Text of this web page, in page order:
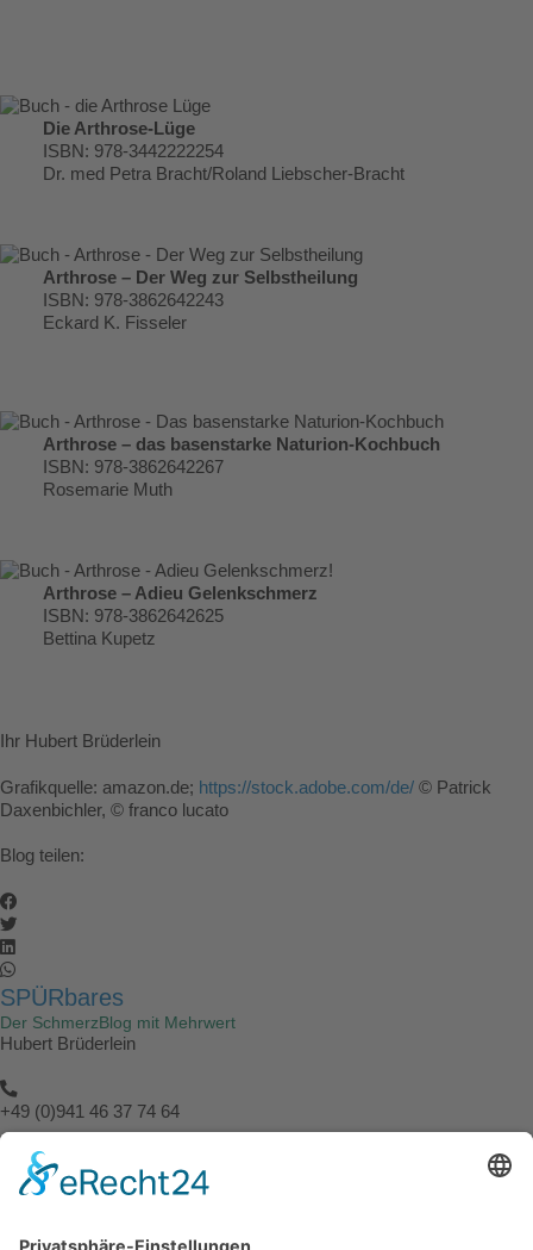
Die Arthrose-Lüge
ISBN: 978-3442222254
Dr. med Petra Bracht/Roland Liebscher-Bracht
Arthrose – Der Weg zur Selbstheilung
ISBN: 978-3862642243
Eckard K. Fisseler
Arthrose – das basenstarke Naturion-Kochbuch
ISBN: 978-3862642267
Rosemarie Muth
Arthrose – Adieu Gelenkschmerz
ISBN: 978-3862642625
Bettina Kupetz
Ihr Hubert Brüderlein
Grafikquelle: amazon.de; https://stock.adobe.com/de/ © Patrick
Daxenbichler, © franco lucato
Blog teilen:
SPÜRbares
Der SchmerzBlog mit Mehrwert
Hubert Brüderlein
+49 (0)941 46 37 74 64
info@spuerbares.hubert-bruderlein.com